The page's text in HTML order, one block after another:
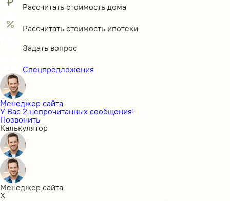
Рассчитать стоимость дома
Рассчитать стоимость ипотеки
Задать вопрос
Спецпредложения
Менеджер сайта
У Вас 2 непрочитанных сообщения!
Позвонить
Калькулятор
Менеджер сайта
X